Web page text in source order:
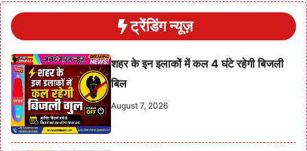
ट्रेंडिंग न्यूज़
शहर के इन इलाकों में कल 4 घंटे रहेगी बिजली
बिल
August 7, 2026